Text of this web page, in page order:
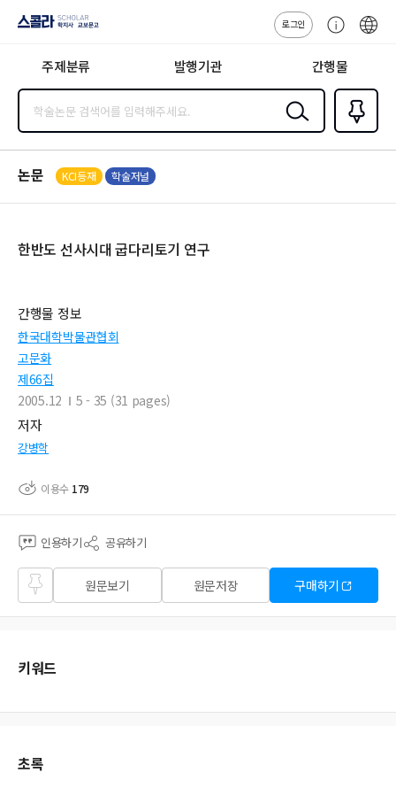
지사·교보문고
로그인
센
주제분류 발행기관 간행물
검색
즐겨찾
기0
논문 KCI등재 학술저널
한반도 선사시대 굽다리토기 연구
간행물 정보
한국대학박물관협회
고문화
제66집
2005.12
5 - 35 (31 pages)
저자
강병학
이용수 179
인용하기 공유하기
즐겨
찾기
원문보기 원문저장 구매하기
키워드
초록